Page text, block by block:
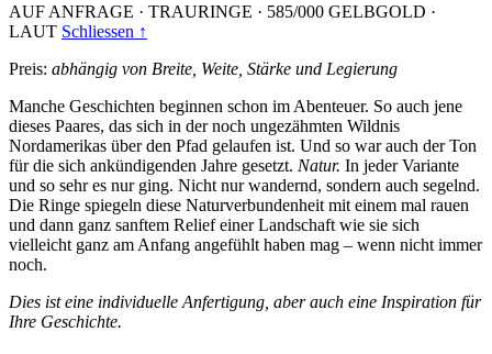
AUF ANFRAGE · TRAURINGE · 585/000 GELBGOLD ·
LAUT Schliessen ↑
Preis: abhängig von Breite, Weite, Stärke und Legierung
Manche Geschichten beginnen schon im Abenteuer. So auch jene
dieses Paares, das sich in der noch ungezähmten Wildnis
Nordamerikas über den Pfad gelaufen ist. Und so war auch der Ton
für die sich ankündigenden Jahre gesetzt. Natur. In jeder Variante
und so sehr es nur ging. Nicht nur wandernd, sondern auch segelnd.
Die Ringe spiegeln diese Naturverbundenheit mit einem mal rauen
und dann ganz sanftem Relief einer Landschaft wie sie sich
vielleicht ganz am Anfang angefühlt haben mag – wenn nicht immer
noch.
Dies ist eine individuelle Anfertigung, aber auch eine Inspiration für
Ihre Geschichte.